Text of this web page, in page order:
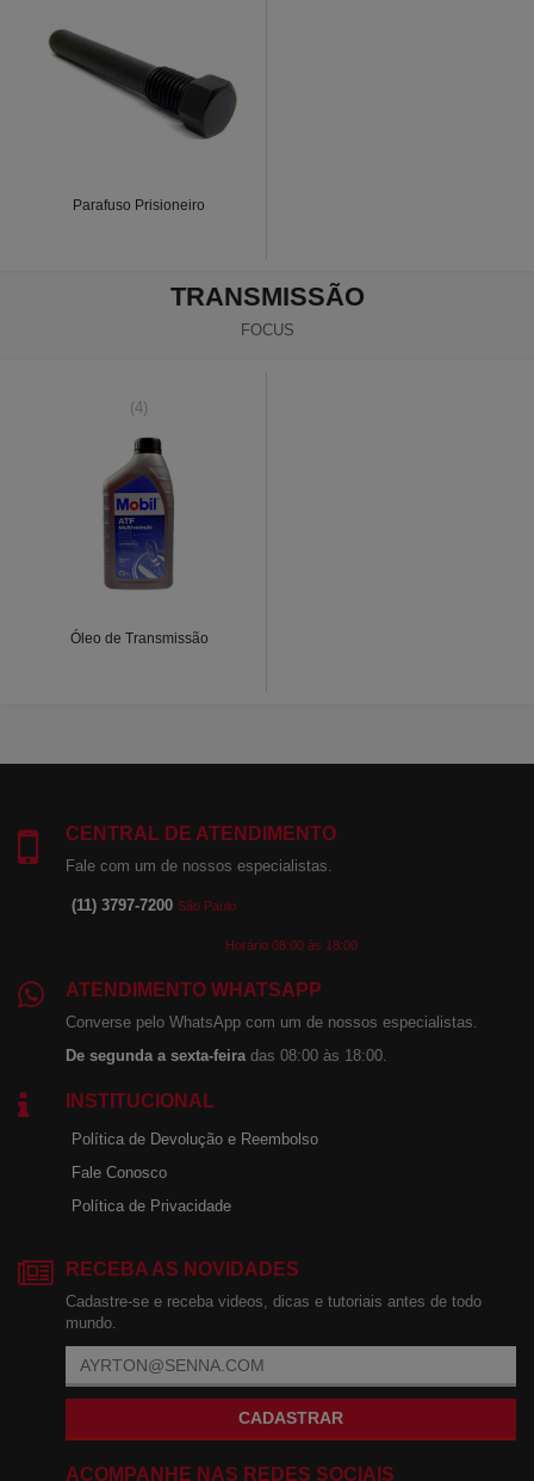
Parafuso Prisioneiro
TRANSMISSÃO
FOCUS
(4)
Óleo de Transmissão
CENTRAL DE ATENDIMENTO
Fale com um de nossos especialistas.
(11) 3797-7200 São Paulo
Horário 08:00 às 18:00
ATENDIMENTO WHATSAPP
Converse pelo WhatsApp com um de nossos especialistas.
De segunda a sexta-feiradas 08:00 às 18:00.
INSTITUCIONAL
Política de Devolução e Reembolso
Fale Conosco
Política de Privacidade
RECEBA AS NOVIDADES
Cadastre-se e receba videos, dicas e tutoriais antes de todo
mundo.
CADASTRAR
ACOMPANHE NAS REDES SOCIAIS